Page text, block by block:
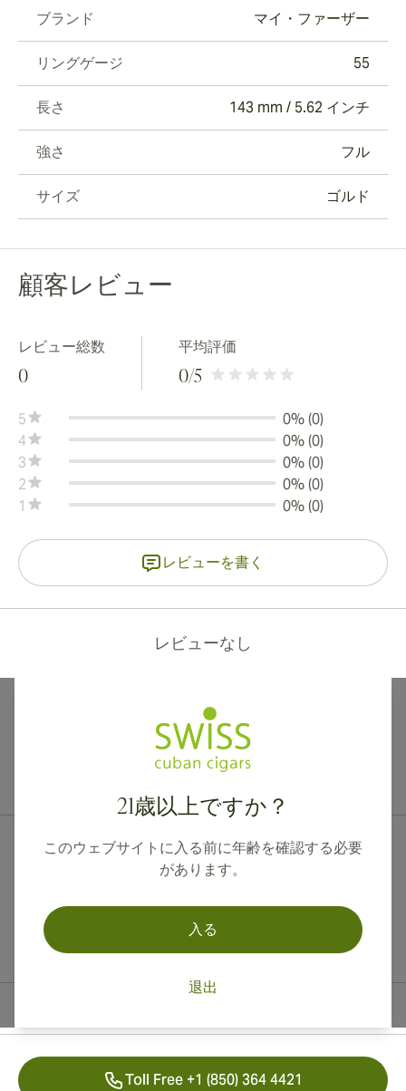
ブランド マイ・ファーザー
リングゲージ 55
長さ 143 mm / 5.62 インチ
強さ フル
サイズ ゴルド
顧客レビュー
レビュー総数
0
平均評価
0/5
5
0% (0)
4
0% (0)
3
0% (0)
2
0% (0)
1
0% (0)
レビューを書く
レビューなし
21歳以上ですか？
このウェブサイトに入る前に年齢を確認する必要
があります。
入る
退出
Toll Free +1 (850) 364 4421